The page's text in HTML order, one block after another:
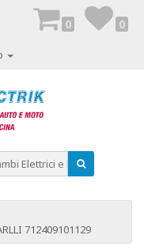
0 0
712409101129